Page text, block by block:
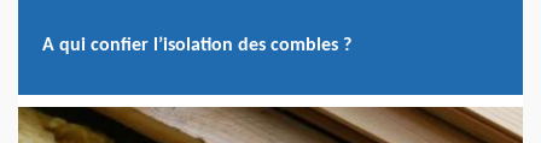
A qui confier l’isolation des combles ?